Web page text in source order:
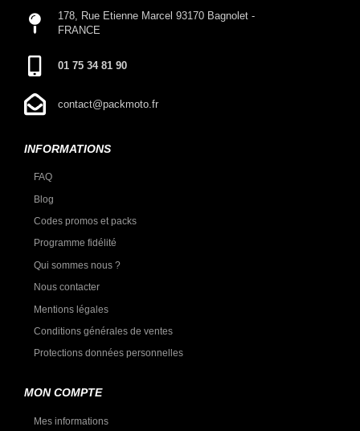
178, Rue Etienne Marcel 93170 Bagnolet -
FRANCE
01 75 34 81 90
contact@packmoto.fr
INFORMATIONS
FAQ
Blog
Codes promos et packs
Programme fidélité
Qui sommes nous ?
Nous contacter
Mentions légales
Conditions générales de ventes
Protections données personnelles
MON COMPTE
Mes informations